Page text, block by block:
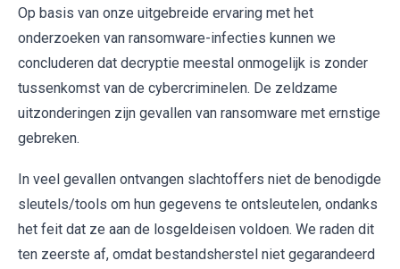
Op basis van onze uitgebreide ervaring met het
onderzoeken van ransomware-infecties kunnen we
concluderen dat decryptie meestal onmogelijk is zonder
tussenkomst van de cybercriminelen. De zeldzame
uitzonderingen zijn gevallen van ransomware met ernstige
gebreken.
In veel gevallen ontvangen slachtoffers niet de benodigde
sleutels/tools om hun gegevens te ontsleutelen, ondanks
het feit dat ze aan de losgeldeisen voldoen. We raden dit
ten zeerste af, omdat bestandsherstel niet gegarandeerd